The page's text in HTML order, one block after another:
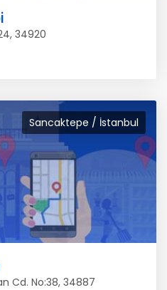
34920
Sancaktepe / İstanbul
Cd. No:38, 34887